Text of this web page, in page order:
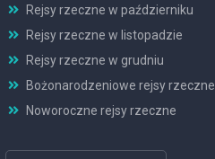
Rejsy rzeczne w październiku
Rejsy rzeczne w listopadzie
Rejsy rzeczne w grudniu
Bożonarodzeniowe rejsy rzeczne
Noworoczne rejsy rzeczne